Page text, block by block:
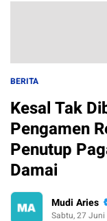
BERITA
Kesal Tak
Pengamen
Penutup
Damai
Mudi Aries
Sabtu, 27